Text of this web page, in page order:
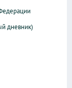
дневник)